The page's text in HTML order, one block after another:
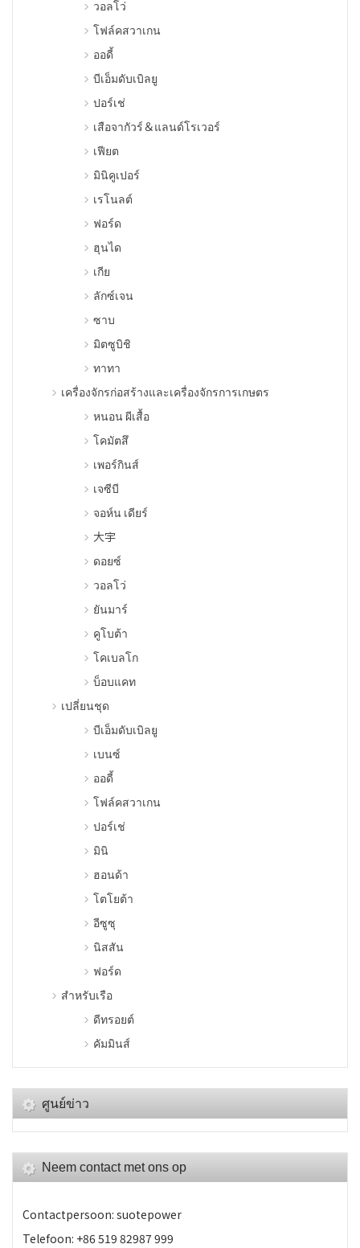
วอลโว่
โฟล์คสวาเกน
ออดี้
บีเอ็มดับเบิลยู
ปอร์เช่
เสือจากัวร์＆แลนด์โรเวอร์
เฟียต
มินิคูเปอร์
เรโนลต์
ฟอร์ด
ฮุนได
เกีย
ลักซ์เจน
ซาบ
มิตซูบิชิ
ทาทา
เครื่องจักรก่อสร้างและเครื่องจักรการเกษตร
หนอน ผีเสื้อ
โคมัตสึ
เพอร์กินส์
เจซีบี
จอห์น เดียร์
大宇
ดอยซ์
วอลโว่
ยันมาร์
คูโบต้า
โคเบลโก
บ็อบแคท
เปลี่ยนชุด
บีเอ็มดับเบิลยู
เบนซ์
ออดี้
โฟล์คสวาเกน
ปอร์เช่
มินิ
ฮอนด้า
โตโยต้า
อีซูซุ
นิสสัน
ฟอร์ด
สําหรับเรือ
ดีทรอยต์
คัมมินส์
ศูนย์ข่าว
Neem contact met ons op
Contactpersoon: suotepower
Telefoon: +86 519 82987 999